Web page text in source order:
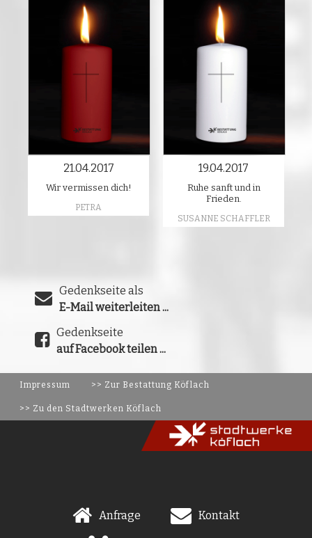
21.04.2017
Wir vermissen dich!
PETRA
19.04.2017
Ruhe sanft und in
Frieden.
SUSANNE SCHAFFLER
Gedenkseite als
E-Mail weiterleiten ...
Gedenkseite
auf Facebook teilen ...
Impressum >> Zur Bestattung Köflach
>> Zu den Stadtwerken Köflach
Anfrage Kontakt